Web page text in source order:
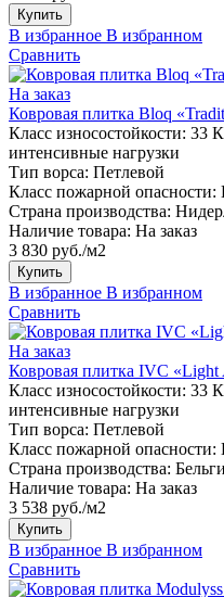
Купить
В избранное В избранном
Сравнить
На заказ
Ковровая плитка Bloq
Класс износостойкости: 33
интенсивные нагрузки
Тип ворса: Петлевой
Класс пожарной опасности:
Страна производства:
Наличие товара: На заказ
3 830 руб./м2
Купить
В избранное В избранном
Сравнить
На заказ
Ковровая плитка IVC «Light
Класс износостойкости: 33
интенсивные нагрузки
Тип ворса: Петлевой
Класс пожарной опасности:
Страна производства:
Наличие товара: На заказ
3 538 руб./м2
Купить
В избранное В избранном
Сравнить